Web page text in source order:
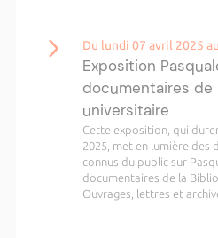
Du lundi 07 avril 2025
Exposition
documentaires
universitaire
Cette exposition, qui
2025, met en lumière des
connus du public sur
documentaires de la
Ouvrages, lettres et